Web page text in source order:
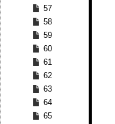
57
58
59
60
61
62
63
64
65